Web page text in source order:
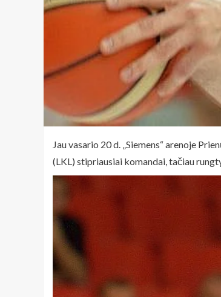
Jau vasario 20 d. „Siemens“ arenoje
(LKL) stipriausiai komandai, tačiau